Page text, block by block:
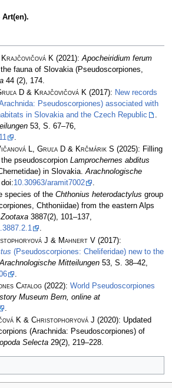
Art(en).
K (2021): Apocheiridium ferum
the fauna of Slovakia (Pseudoscorpiones,
44 (2), 174.
D & Krajčovičová K (2017): New records
Pseudoscorpiones) associated with
in Slovakia and the Czech Republic
.
53, S. 67–76,
.
L, Gruľa D & Krčmárik S (2025): Filling
pseudoscorpion Lamprochernes abditus
in Slovakia.Arachnologische
10.30963/aramit7002
.
species of the Chthonius heterodactylus group
Chthoniidae) from the eastern Alps
Zootaxa 3887(2), 101–137,
.
J & Mahnert V (2017):
(Pseudoscorpiones: Cheliferidae) new to the
Arachnologische Mitteilungen 53, S. 38–42,
Catalog (2022): World Pseudoscorpiones
Museum Bern, online at
.
K & Christophoryová J (2020): Updated
(Arachnida: Pseudoscorpiones) of
Selecta 29(2), 219–228.